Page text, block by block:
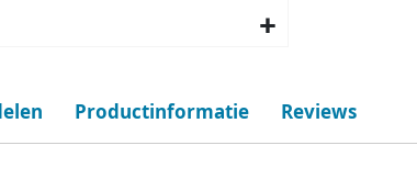
Productinformatie Reviews